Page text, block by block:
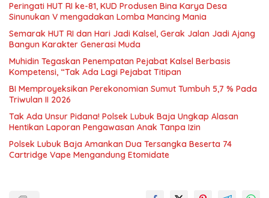
Peringati HUT RI ke-81, KUD Produsen Bina Karya Desa
Sinunukan V mengadakan Lomba Mancing Mania
Semarak HUT RI dan Hari Jadi Kalsel, Gerak Jalan Jadi Ajang
Bangun Karakter Generasi Muda
Muhidin Tegaskan Penempatan Pejabat Kalsel Berbasis
Kompetensi, “Tak Ada Lagi Pejabat Titipan
BI Memproyeksikan Perekonomian Sumut Tumbuh 5,7 % Pada
Triwulan II 2026
Tak Ada Unsur Pidana! Polsek Lubuk Baja Ungkap Alasan
Hentikan Laporan Pengawasan Anak Tanpa Izin
Polsek Lubuk Baja Amankan Dua Tersangka Beserta 74
Cartridge Vape Mengandung Etomidate